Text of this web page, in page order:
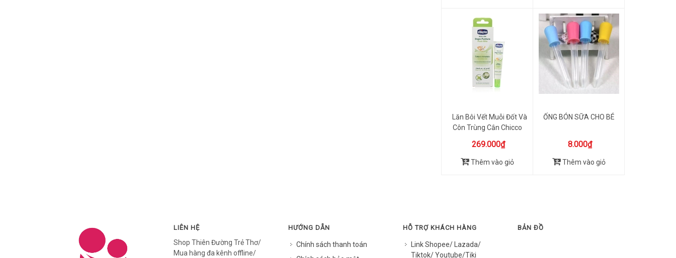
Lăn Bôi Vết Muỗi Đốt Và
Côn Trùng Cắn Chicco
269.000₫
Thêm vào giỏ
ỐNG BÓN SỮA CHO BÉ
8.000₫
Thêm vào giỏ
LIÊN HỆ
Shop Thiên Đường Trẻ Thơ/
Mua hàng đa kênh offline/
HƯỚNG DẪN
Chính sách thanh toán
HỖ TRỢ KHÁCH HÀNG
Link Shopee/ Lazada/
Tiktok/ Youtube/Tiki
BẢN ĐỒ